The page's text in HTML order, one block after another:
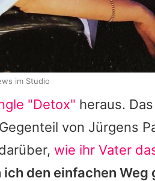
"Detox" heraus.
von Jürgens
wie ihr Vater
den einfachen Weg
im Studio